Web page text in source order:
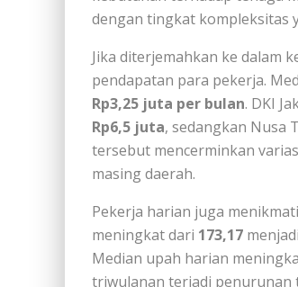
dengan tingkat kompleksitas
Jika diterjemahkan ke dalam
pendapatan para pekerja.
Rp3,25 juta per bulan. DKI
Rp6,5 juta, sedangkan Nusa
tersebut mencerminkan
masing daerah.
Pekerja harian juga
meningkat dari 173,17 menjadi
Median upah harian
triwulanan terjadi penurunan